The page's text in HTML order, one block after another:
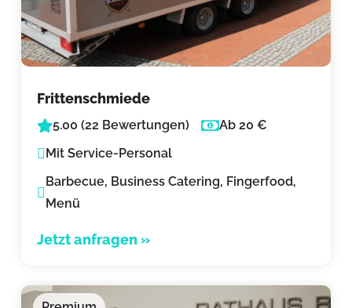
Frittenschmiede
5.00 (22 Bewertungen)
Ab 20 €
Mit Service-Personal
Barbecue, Business Catering, Fingerfood,
Menü
Jetzt anfragen »